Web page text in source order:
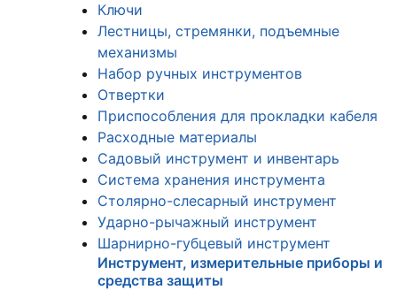
Ключи
Лестницы, стремянки, подъемные
механизмы
Набор ручных инструментов
Отвертки
Приспособления для прокладки кабеля
Расходные материалы
Садовый инструмент и инвентарь
Система хранения инструмента
Столярно-слесарный инструмент
Ударно-рычажный инструмент
Шарнирно-губцевый инструмент
Инструмент, измерительные приборы и
средства защиты